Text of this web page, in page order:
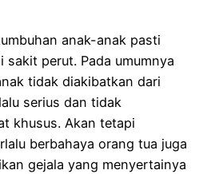
anak-anak pasti
sakit perut. Pada umumnya
tidak diakibatkan dari
serius dan tidak
khusus. Akan tetapi
berbahaya orang tua juga
gejala yang menyertainya